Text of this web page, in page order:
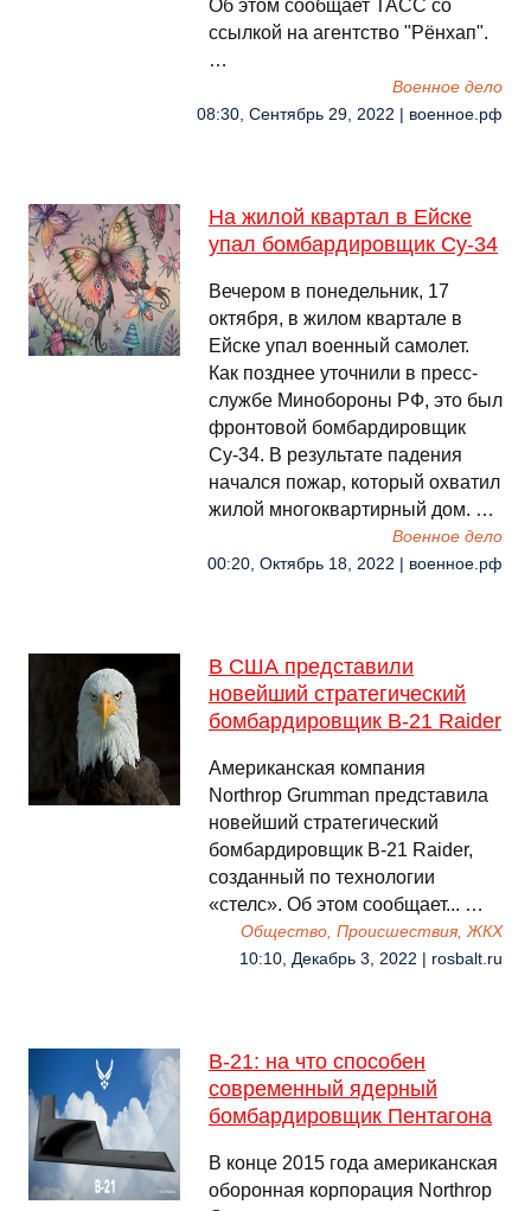
Об этом сообщает ТАСС со
ссылкой на агентство "Рёнхап".
…
Военное дело
08:30, Сентябрь 29, 2022 | военное.рф
На жилой квартал в Ейске
упал бомбардировщик Су-34
Вечером в понедельник, 17
октября, в жилом квартале в
Ейске упал военный самолет.
Как позднее уточнили в пресс-
службе Минобороны РФ, это был
фронтовой бомбардировщик
Су-34. В результате падения
начался пожар, который охватил
жилой многоквартирный дом. …
Военное дело
00:20, Октябрь 18, 2022 | военное.рф
В США представили
новейший стратегический
бомбардировщик B-21 Raider
Американская компания
Northrop Grumman представила
новейший стратегический
бомбардировщик B-21 Raider,
созданный по технологии
«стелс». Об этом сообщает... …
Общество, Происшествия, ЖКХ
10:10, Декабрь 3, 2022 | rosbalt.ru
B-21: на что способен
современный ядерный
бомбардировщик Пентагона
В конце 2015 года американская
оборонная корпорация Northrop